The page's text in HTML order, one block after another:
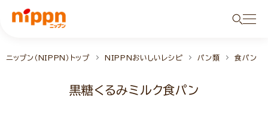
ニップン（NIPPN）トップ NIPPNおいしいレシピ パン類 食パン
黒糖くるみミルク食パン